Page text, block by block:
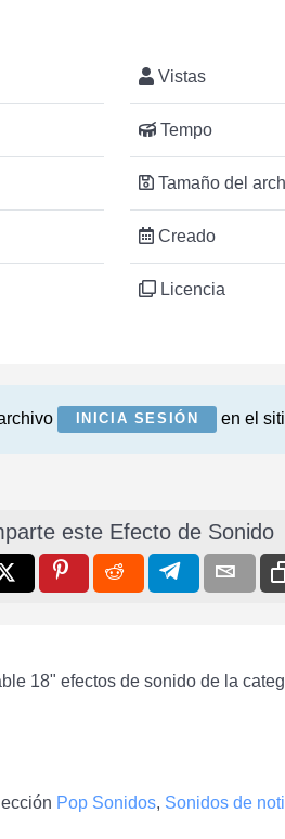
Vistas
Tempo
Tamaño del
Creado
Licencia
INICIA SESIÓN en el
este Efecto de Sonido
18" efectos de sonido de la
Pop Sonidos, Sonidos de